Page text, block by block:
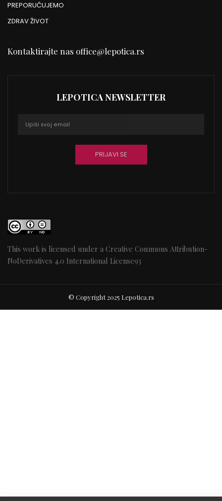
PREPORUČUJEMO
ZDRAV ŽIVOT
Kontaktirajte nas office@lepotica.rs
LEPOTICA NEWSLETTER
This work is licensed under a Creative Commons Attribution-
NoDerivatives 4.0 International License93
© Copyright 2025 Lepotica.rs